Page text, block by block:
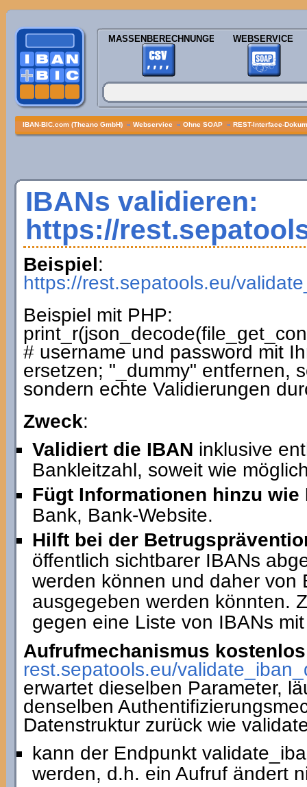
MASSENBERECHNUNGEN WEBSERVICE
IBAN-BIC.com (Theano GmbH) » Webservice » Ohne SOAP » REST-Interface-
IBANs validieren:
https://
Beispiel:
https://rest.sepatools.eu/
Beispiel mit PHP:
# username und password mit
ersetzen; "_dummy" entfernen,
sondern echte Validierungen
Zweck:
Validiert die IBAN inklusive
Bankleitzahl, soweit wie
Fügt Informationen hinzu wie
Bank, Bank-Website.
Hilft bei der
öffentlich sichtbarer IBANs
werden können und daher von
ausgegeben werden könnten.
gegen eine Liste von IBANs
Aufrufmechanismus
rest.sepatools.eu/
erwartet dieselben Parameter,
denselben
Datenstruktur zurück wie
kann der Endpunkt
werden, d.h. ein Aufruf ändert